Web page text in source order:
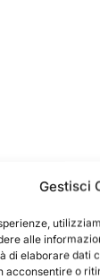
Gestisci
alle
di elaborare dati
acconsentire o